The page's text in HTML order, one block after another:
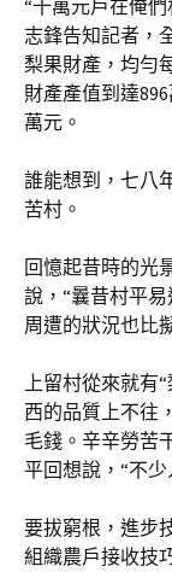
“十萬元戶在俺
志鋒告知記者，
梨果財產，均勻
財產產值到達
萬元。
誰能想到，七八
苦村。
回憶起昔時的光
說，“曩昔村平
周遭的狀況也比
上留村從來就有
西的品質上不往
毛錢。辛辛勞苦
平回想說，“不
要拔窮根，進步
組織農戶接收技